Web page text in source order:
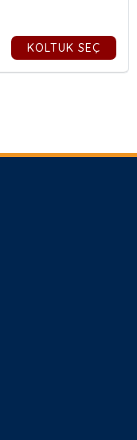
KOLTUK SEÇ